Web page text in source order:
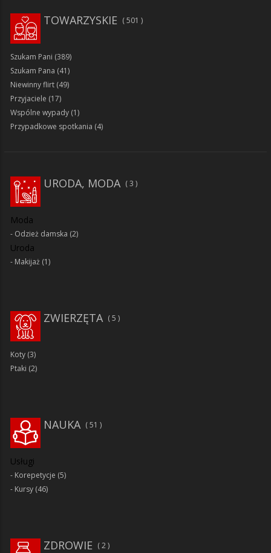
TOWARZYSKIE 501
Szukam Pani (389)
Szukam Pana (41)
Niewinny flirt (49)
Przyjaciele (17)
Wspólne wypady (1)
Przypadkowe spotkania (4)
URODA, MODA 3
Moda
Odzież damska (2)
Uroda
Makijaż (1)
ZWIERZĘTA 5
Koty (3)
Ptaki (2)
51
NAUKA
Usługi
Korepetycje (5)
Kursy (46)
ZDROWIE 2